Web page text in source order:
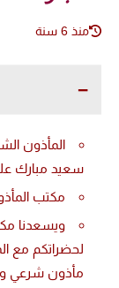
منذ 6 سنة
المأذون
سعيد مبارك
مكتب المأذون
ويسعدنا
لحضراتكم مع
مأذون شرعي